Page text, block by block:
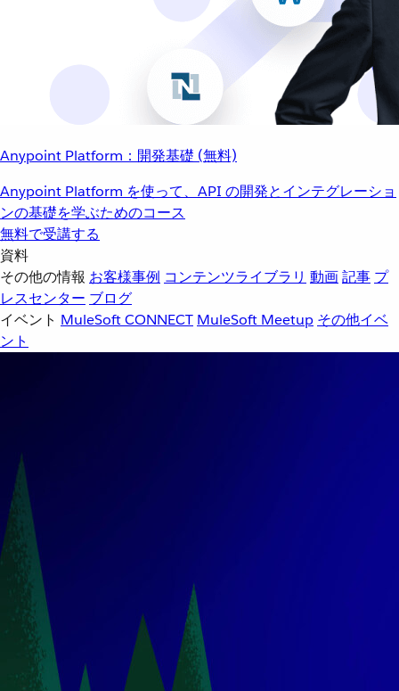
Anypoint Platform：開発基礎 (無料)
Anypoint Platform を使って、API の開発とインテグレーショ
ンの基礎を学ぶためのコース
無料で受講する
資料
その他の情報 お客様事例 コンテンツライブラリ 動画記事 プ
レスセンター ブログ
イベント MuleSoft CONNECT MuleSoft Meetup その他イベ
ント